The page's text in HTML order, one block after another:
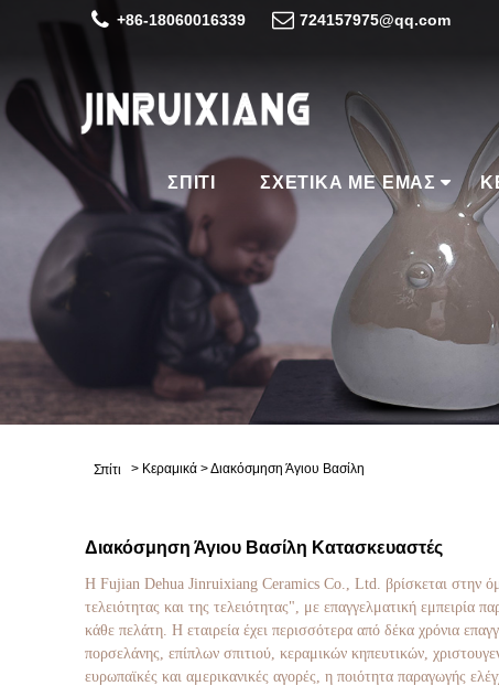
+86-18060016339 724157975@qq.com
ΣΠΊΤΙ ΣΧΕΤΙΚΆ ΜΕ ΕΜΆΣ
Σπίτι > Κεραμικά >Διακόσμηση Άγιου Βασίλη
Διακόσμηση Άγιου Βασίλη Κατασκευαστές
Η Fujian Dehua Jinruixiang Ceramics Co., Ltd. βρίσκεται στην
τελειότητας και της τελειότητας", με επαγγελματική εμπειρία
κάθε πελάτη. Η εταιρεία έχει περισσότερα από δέκα χρόνια
πορσελάνης, επίπλων σπιτιού, κεραμικών κηπευτικών,
ευρωπαϊκές και αμερικανικές αγορές, η ποιότητα παραγωγής